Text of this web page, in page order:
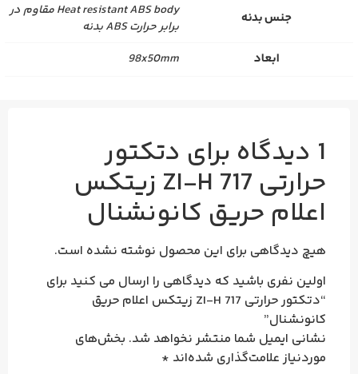
جنس بدنه
Heat resistant ABS body مقاوم در
برابر حرارت ABS بدنه
ابعاد
98x50mm
1 دیدگاه برای دتکتور
حرارتی ZI-H 717 زیتکس
اعلام حریق کانونشنال
هیچ دیدگاهی برای این محصول نوشته نشده است.
اولین نفری باشید که دیدگاهی را ارسال می کنید برای
“دتکتور حرارتی ZI-H 717 زیتکس اعلام حریق
کانونشنال”
نشانی ایمیل شما منتشر نخواهد شد. بخش‌های
موردنیاز علامت‌گذاری شده‌اند *